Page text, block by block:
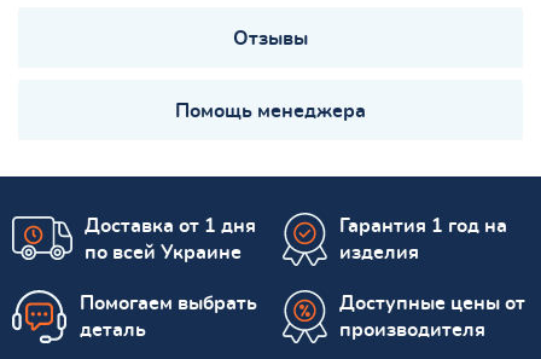
Отзывы
Помощь менеджера
Доставка от 1 дня
по всей Украине
Гарантия 1 год на
изделия
Помогаем выбрать
деталь
Доступные цены от
производителя